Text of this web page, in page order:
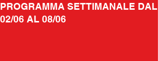
PROGRAMMA SETTIMANALE DAL
02/06 AL 08/06